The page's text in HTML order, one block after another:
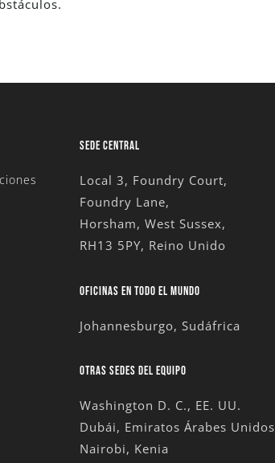
SEDE CENTRAL
Local 3, Foundry Court,
Foundry Lane,
Horsham, West Sussex,
RH13 5PY, Reino Unido
OFICINAS EN TODO EL MUNDO
Johannesburgo, Sudáfrica
OTRAS SEDES DEL EQUIPO
Washington D. C., EE. UU.
Dubái, Emiratos Árabes Unidos
Nairobi, Kenia